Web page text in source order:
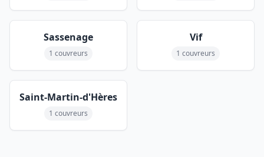
Sassenage
1 couvreurs
Vif
1 couvreurs
Saint-Martin-d'Hères
1 couvreurs